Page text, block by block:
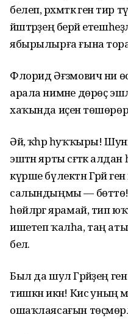
белеп, рәхмәткә генә тир
йәштәрҙең берәй
ябырылырға ғына
Флорид Әғзәмович ни
арала нимәне дөрөҫ
хаҡында иҫенә
Әй, ҡәһәр һуҡҡыры!
эштән ярты сәғәткә
күрше бүлектән Гәрәй
салындыңмы — бөттө!
һөйләргә ярамай, тип
ишетеп ҡалһа, таң
белә.
Был да шул Гәрәйҙең
тишкән икән! Кисә
ошаҡлаясағын